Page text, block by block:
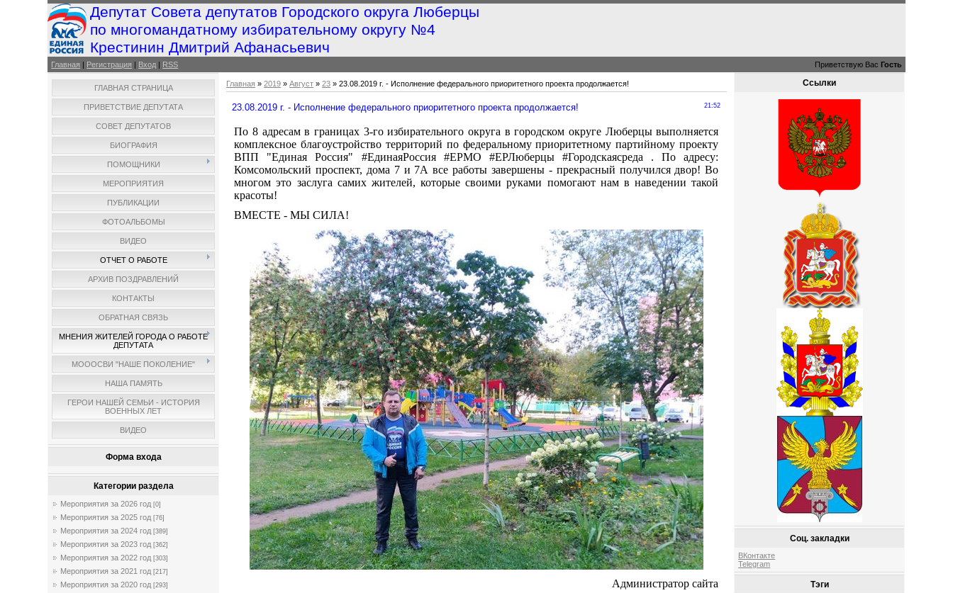
Депутат Совета депутатов Городского округа Люберцы
по многомандатному избирательному округу №4
Крестинин Дмитрий Афанасьевич
Главная | Регистрация | Вход | RSS Приветствую Вас Гость
ГЛАВНАЯ СТРАНИЦА
ПРИВЕТСТВИЕ ДЕПУТАТА
СОВЕТ ДЕПУТАТОВ
БИОГРАФИЯ
ПОМОЩНИКИ
МЕРОПРИЯТИЯ
ПУБЛИКАЦИИ
ФОТОАЛЬБОМЫ
ВИДЕО
ОТЧЕТ О РАБОТЕ
АРХИВ ПОЗДРАВЛЕНИЙ
КОНТАКТЫ
ОБРАТНАЯ СВЯЗЬ
МНЕНИЯ ЖИТЕЛЕЙ ГОРОДА О РАБОТЕ
ДЕПУТАТА
МОООСВИ "НАШЕ ПОКОЛЕНИЕ"
НАША ПАМЯТЬ
ГЕРОИ НАШЕЙ СЕМЬИ - ИСТОРИЯ
ВОЕННЫХ ЛЕТ
ВИДЕО
Форма входа
Категории раздела
Мероприятия за 2026 год [0]
Мероприятия за 2025 год [76]
Мероприятия за 2024 год [389]
Мероприятия за 2023 год [362]
Мероприятия за 2022 год [303]
Мероприятия за 2021 год [217]
Мероприятия за 2020 год [293]
Главная »2019 » Август » 23 » 23.08.2019 г. - Исполнение федерального приоритетного проекта продолжается!
21:52
23.08.2019 г. - Исполнение федерального приоритетного проекта продолжается!
По 8 адресам в границах 3-го избирательного округа в городском округе Люберцы выполняется
комплексное благоустройство территорий по федеральному приоритетному партийному проекту
ВПП "Единая Россия" #ЕдинаяРоссия #ЕРМО #ЕРЛюберцы #Городскаясреда . По адресу:
Комсомольский проспект, дома 7 и 7А все работы завершены - прекрасный получился двор! Во
многом это заслуга самих жителей, которые своими руками помогают нам в наведении такой
красоты!
ВМЕСТЕ - МЫ СИЛА!
Администратор сайта
Ссылки
Соц. закладки
ВКонтакте
Telegram
Тэги